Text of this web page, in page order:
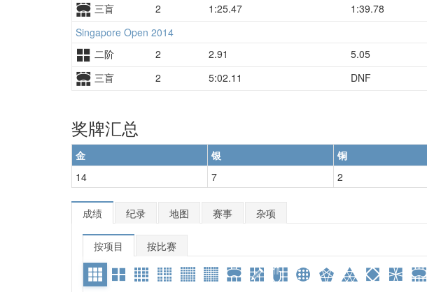
三盲
2 1:25.47 1:39.78
Singapore Open 2014
二阶
2 2.91 5.05
三盲 2 5:02.11 DNF
奖牌汇总
金 银
铜
14
7 2
成绩 纪录 地图 赛事 杂项
按项目 按比赛